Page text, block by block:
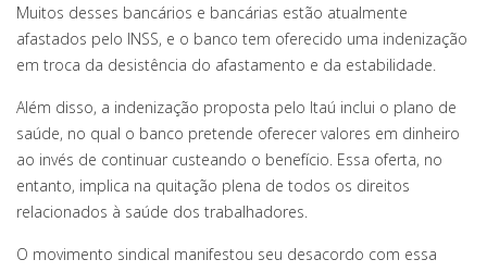
Muitos desses bancários e bancárias estão atualmente
afastados pelo INSS, e o banco tem oferecido uma indenização
em troca da desistência do afastamento e da estabilidade.
Além disso, a indenização proposta pelo Itaú inclui o plano de
saúde, no qual o banco pretende oferecer valores em dinheiro
ao invés de continuar custeando o benefício. Essa oferta, no
entanto, implica na quitação plena de todos os direitos
relacionados à saúde dos trabalhadores.
O movimento sindical manifestou seu desacordo com essa